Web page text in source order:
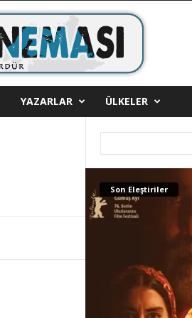
YAZARLAR ÜLKELER
Son Eleştiriler